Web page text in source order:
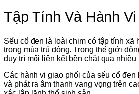
Tập Tính Và Hành
Sếu cổ đen là loài chim có tập tính
trong mùa trú đông. Trong thế giới
duy trì mối liên kết bền chặt qua nhiều
Các hành vi giao phối của sếu cổ
và phát ra âm thanh vang vọng trên